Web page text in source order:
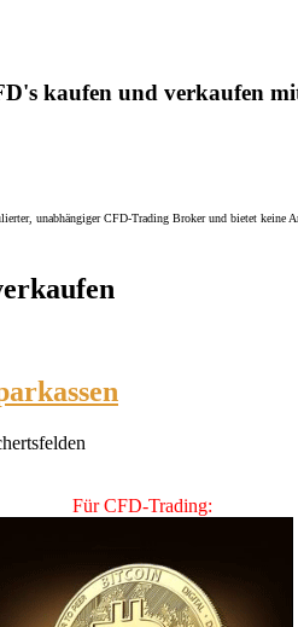
kaufen und verkaufen
unabhängiger CFD-Trading Broker und bietet keine
Für CFD-Trading: